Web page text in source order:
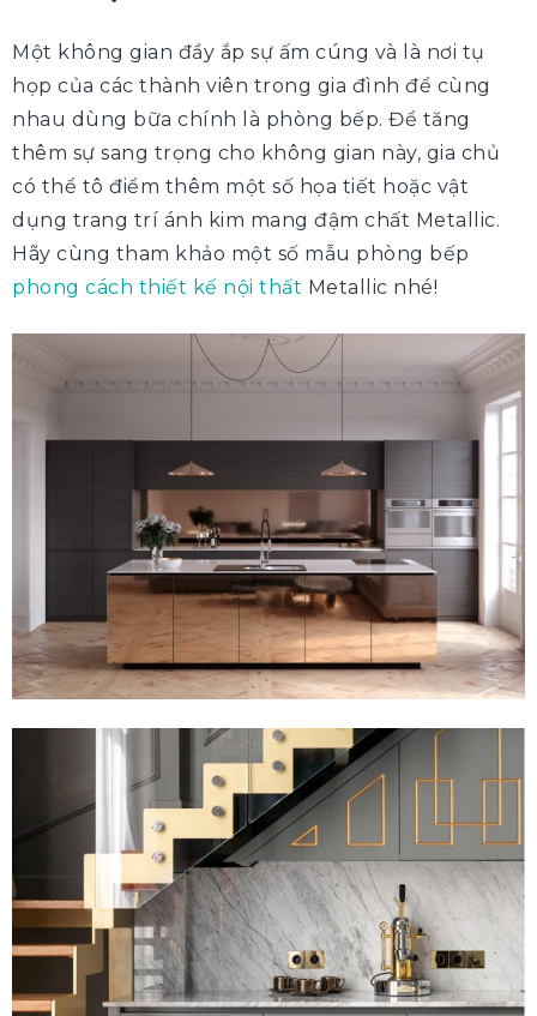
Một không gian đầy ắp sự ấm cúng và là nơi tụ
họp của các thành viên trong gia đình để cùng
nhau dùng bữa chính là phòng bếp. Để tăng
thêm sự sang trọng cho không gian này, gia chủ
có thể tô điểm thêm một số họa tiết hoặc vật
dụng trang trí ánh kim mang đậm chất Metallic.
Hãy cùng tham khảo một số mẫu phòng bếp
phong cách thiết kế nội thất Metallic nhé!